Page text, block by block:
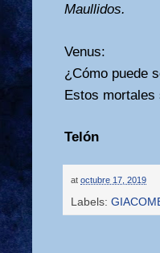
Maullidos.
Venus:
¿Cómo puede
Estos mortales
Telón
at octubre 17, 2019
Labels: